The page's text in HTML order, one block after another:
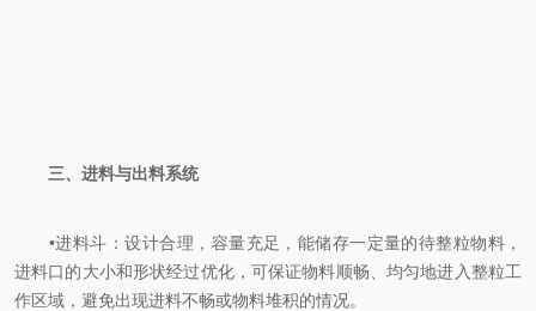
三、进料与出料系统
•进料斗‌：设计合理，容量充足，能储存一定量的待整粒物料，
进料口的大小和形状经过优化，可保证物料顺畅、均匀地进入整粒工
作区域，避免出现进料不畅或物料堆积的情况。